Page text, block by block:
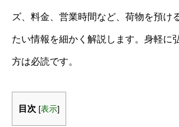
ズ、料金、営業時間など、荷物を預け
たい情報を細かく解説します。身軽に
方は必読です。
目次 [表示]